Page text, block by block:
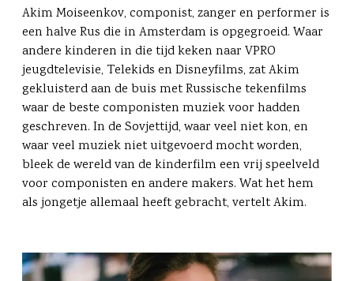
Akim Moiseenkov, componist, zanger en performer is
een halve Rus die in Amsterdam is opgegroeid. Waar
andere kinderen in die tijd keken naar VPRO
jeugdtelevisie, Telekids en Disneyfilms, zat Akim
gekluisterd aan de buis met Russische tekenfilms
waar de beste componisten muziek voor hadden
geschreven. In de Sovjettijd, waar veel niet kon, en
waar veel muziek niet uitgevoerd mocht worden,
bleek de wereld van de kinderfilm een vrij speelveld
voor componisten en andere makers. Wat het hem
als jongetje allemaal heeft gebracht, vertelt Akim.